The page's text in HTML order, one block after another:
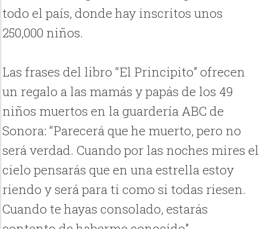
todo el país, donde hay inscritos unos
250,000 niños.
Las frases del libro “El Principito” ofrecen
un regalo a las mamás y papás de los 49
niños muertos en la guardería ABC de
Sonora: “Parecerá que he muerto, pero no
será verdad. Cuando por las noches mires el
cielo pensarás que en una estrella estoy
riendo y será para ti como si todas riesen.
Cuando te hayas consolado, estarás